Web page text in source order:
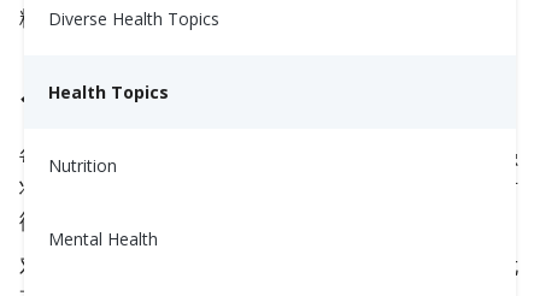
Diverse Health Topics
Health Topics
Nutrition
Mental Health
糖和血压正常。
1. 接种流感疫苗
每年接种流感疫苗可以帮助你的身体在季节中保持强
壮。把它想象成你免疫系统的
。它训练你的防
御机制识别流感病毒，并在你生病之前阻止它。
对于
患者来说，接种疫苗尤